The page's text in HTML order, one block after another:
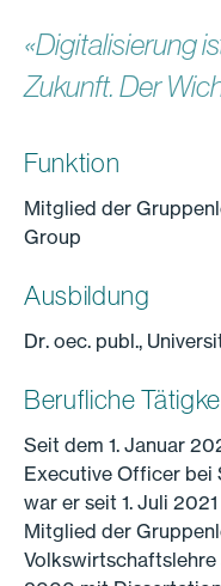
«Digitalisierung
Zukunft. Der
Funktion
Mitglied der
Group
Ausbildung
Dr. oec. publ.,
Berufliche
Seit dem 1. Januar
Executive Officer bei
war er seit 1. Juli
Mitglied der